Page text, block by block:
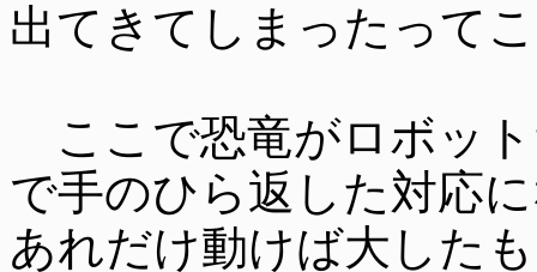
出てきてしまったって
ここで恐竜がロボッ
で手のひら返した対応
あれだけ動けば大した